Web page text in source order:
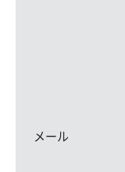
メール